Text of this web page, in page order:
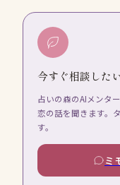
今すぐ相談した
占いの森のAIメンタ
恋の話を聞きます。
す。
ミ